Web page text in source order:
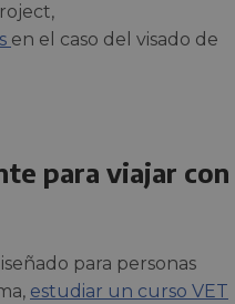
en el caso del visado de
para viajar con
para personas
estudiar un curso VET